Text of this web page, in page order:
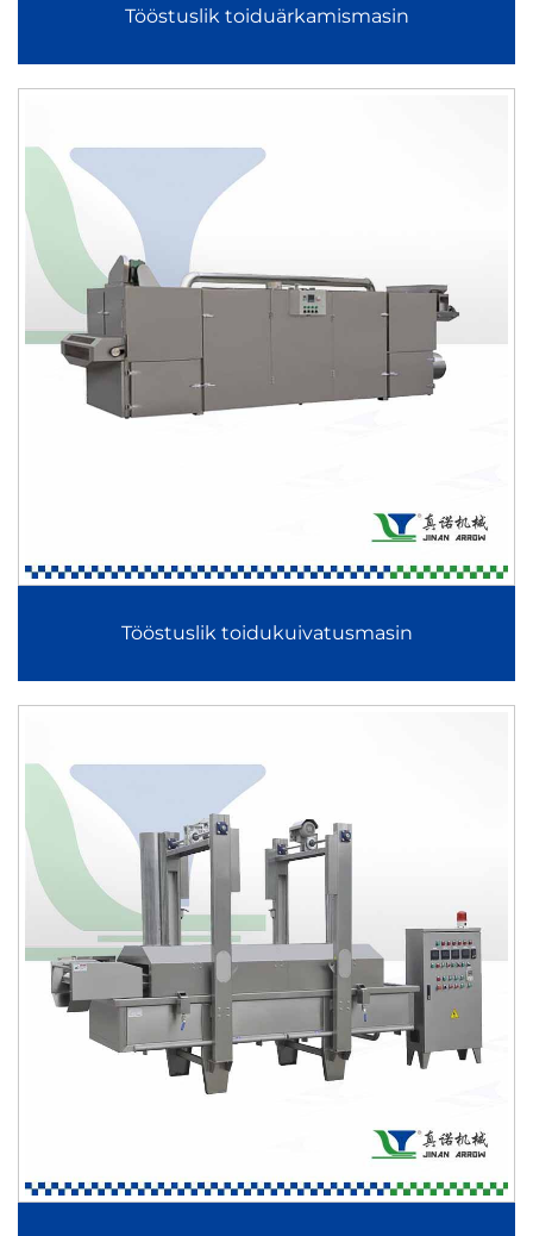
Tööstuslik toiduärkamismasin
Tööstuslik toidukuivatusmasin